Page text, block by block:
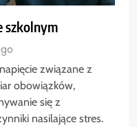
szkolnym
związane z
obowiązków,
się z
nasilające stres.